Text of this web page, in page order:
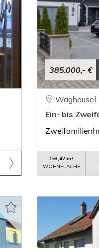
385.000,- €
Waghäusel
Ein- bis
153,42 m²
WOHNFLÄCHE